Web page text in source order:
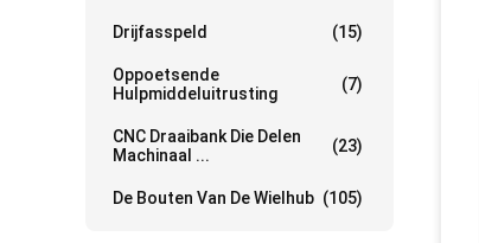
Drijfasspeld (15)
Oppoetsende
Hulpmiddeluitrusting
(7)
CNC Draaibank Die Delen
Machinaal ...
(23)
De Bouten Van De Wielhub (105)